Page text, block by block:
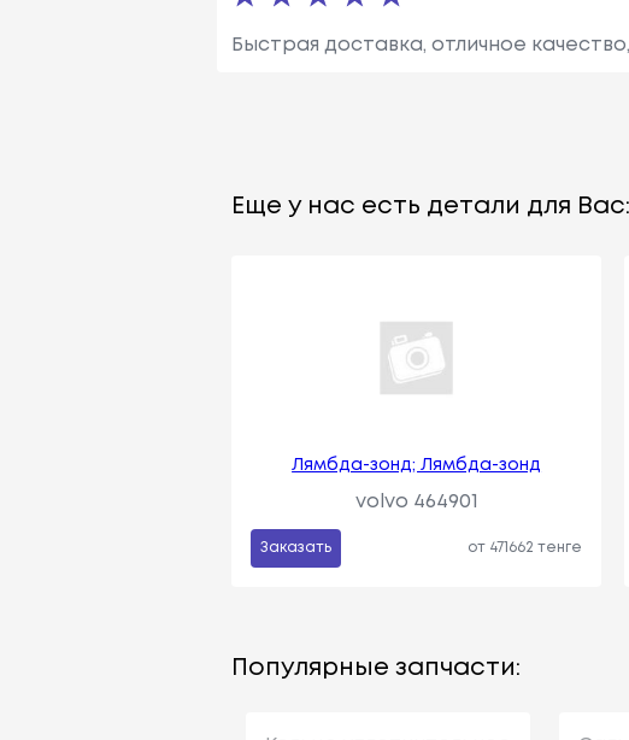
Быстрая доставка, отличное
Еще у нас есть детали для Вас:
Лямбда-зонд; Лямбда-зонд
volvo 464901
Заказать от 471662 тенге
Популярные запчасти: